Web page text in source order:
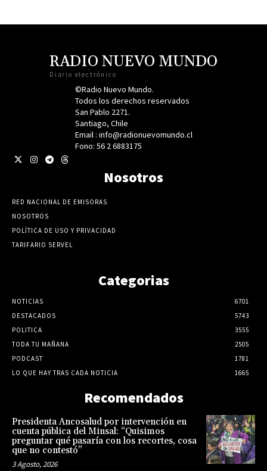
RADIO NUEVO MUNDO
Diario electrónico
©Radio Nuevo Mundo.
Todos los derechos reservados
San Pablo 2271.
Santiago, Chile
Email : info@radionuevomundo.cl
Fono: 56 2 6883175
Nosotros
RED NACIONAL DE EMISORAS
NOSOTROS
POLÍTICA DE USO Y PRIVACIDAD
TARIFARIO SERVEL
Categorias
NOTICIAS
6701
DESTACADOS
5743
POLITICA
3555
TODA TU MAÑANA
2505
PODCAST
1781
LO QUE HAY TRAS CADA NOTICIA
1665
Recomendados
Presidenta Ancosalud por intervención en
cuenta pública del Minsal: “Quisimos
preguntar qué pasaría con los recortes, cosa
que no contestó”
3 Agosto, 2026